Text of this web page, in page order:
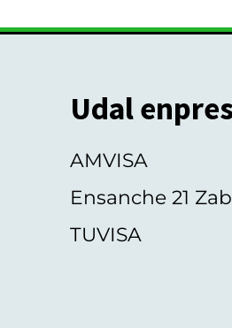
Udal
AMVISA
Ensanche 21
TUVISA